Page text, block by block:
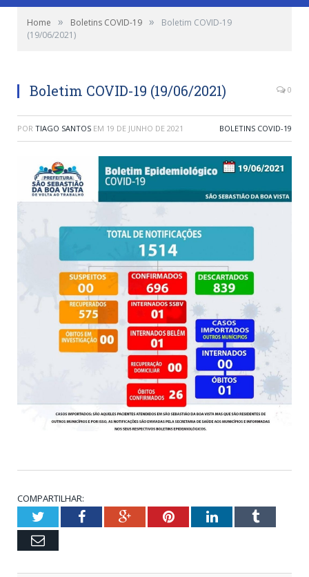
Home » Boletins COVID-19 »
Boletim COVID-19
(19/06/2021)
Boletim COVID-19 (19/06/2021) 0
POR TIAGO SANTOS EM 19 DE JUNHO DE 2021 BOLETINS COVID-19
COMPARTILHAR:
TwitterFacebookGoogle+PinterestLinkedInTumblr
Email